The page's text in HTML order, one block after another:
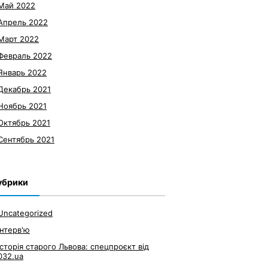
2022
2022
2022
2022
2022
2021
2021
2021
2021
старого Львова: спецпроєкт від